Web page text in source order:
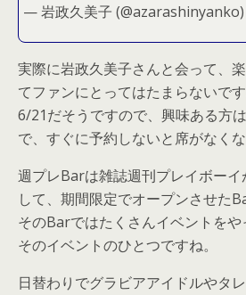
— 岩政久美子 (@azarashinyanko)
実際に岩政久美子さんと会って、
てファンにとってはたまらないです
6/21だそうですので、興味ある方
で、すぐに予約しないと席がなくな
週プレBarは雑誌週刊プレイボー
して、期間限定でオープンさせた
そのBarではたくさんイベントをや
そのイベントのひとつですね。
日替わりでグラビアアイドルやタ